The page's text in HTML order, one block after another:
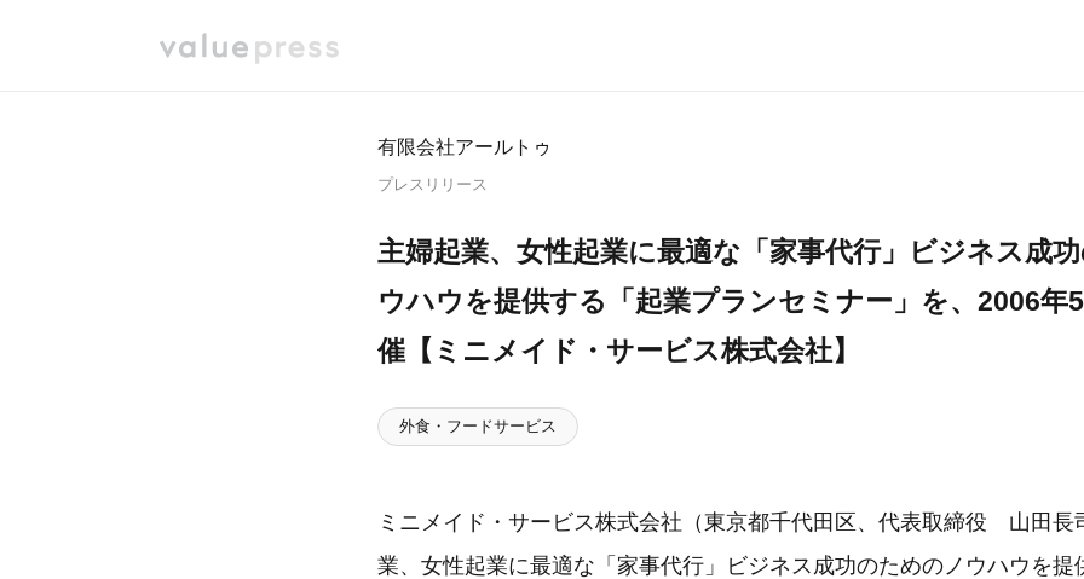
有限会社アールトゥ
プレスリリース
主婦起業、女性起業に最適な「家事代行」ビジネス成
ウハウを提供する「起業プランセミナー」を、2006年
催【ミニメイド・サービス株式会社】
外食・フードサービス
ミニメイド・サービス株式会社（東京都千代田区、代表取締役 山田長
業、女性起業に最適な「家事代行」ビジネス成功のためのノウハウを提